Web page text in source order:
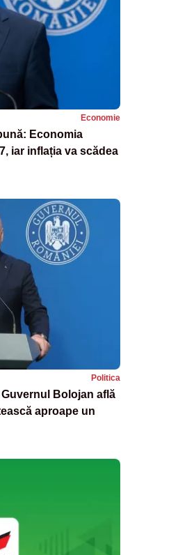
Economie
Economia
iar inflația va scădea
Politica
Bolojan află
aproape un